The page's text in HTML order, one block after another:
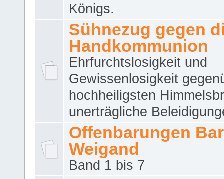
Königs.
Sühnezug gegen
Handkommunion
Ehrfurchtslosigkeit und
Gewissenlosigkeit
hochheiligsten
unerträgliche
Offenbarungen
Weigand
Band 1 bis 7